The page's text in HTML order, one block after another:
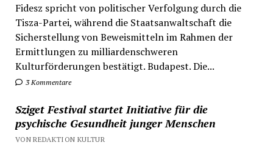
Fidesz spricht von politischer Verfolgung durch die
Tisza-Partei, während die Staatsanwaltschaft die
Sicherstellung von Beweismitteln im Rahmen der
Ermittlungen zu milliardenschweren
Kulturförderungen bestätigt. Budapest. Die...
3 Kommentare
Sziget Festival startet Initiative für die
psychische Gesundheit junger Menschen
VON REDAKTION KULTUR